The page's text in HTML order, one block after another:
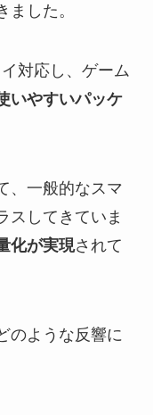
ました。
対応し、ゲーム
いやすいパッケ
、一般的なスマ
スしてきていま
化が実現されて
のような反響に